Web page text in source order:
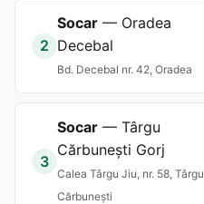
2
Socar — Oradea
Decebal
Bd. Decebal nr. 42, Oradea
3
Socar — Târgu
Cărbunești Gorj
Calea Târgu Jiu, nr. 58, Târgu
Cărbunești